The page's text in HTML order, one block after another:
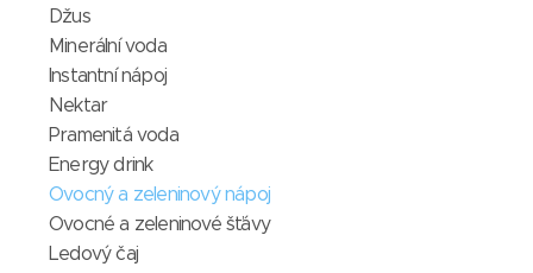
Džus
Minerální voda
Instantní nápoj
Nektar
Pramenitá voda
Energy drink
Ovocný a zeleninový nápoj
Ovocné a zeleninové šťávy
Ledový čaj